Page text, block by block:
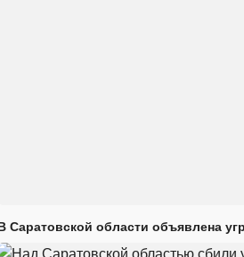
Саратовской области объявлена